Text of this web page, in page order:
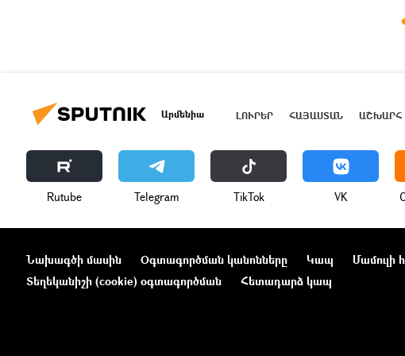
Արմենիա ԼՈՒՐԵՐ ՀԱՅԱՍՏԱՆ ԱՇԽԱՐՀ
Rutube Telegram ТikТоk VK
Նախագծի մասին Օգտագործման կանոնները Կապ Մամուլի
Տեղեկանիշի (cookie) օգտագործման
Հետադարձ կապ